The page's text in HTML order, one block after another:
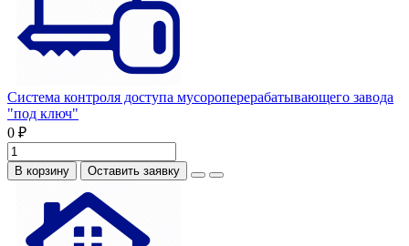
Система контроля доступа мусороперерабатывающего завода
"под ключ"
0 ₽
В корзину Оставить заявку